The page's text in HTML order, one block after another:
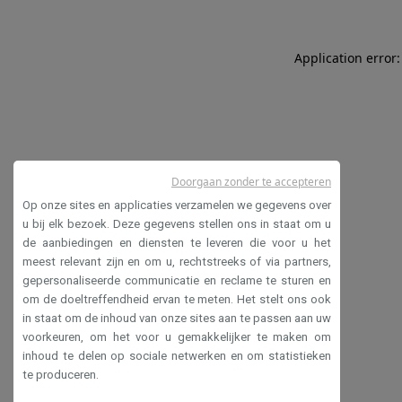
Application
Op onze sites en applicaties verzamelen we gegevens over
u bij elk bezoek. Deze gegevens stellen ons in staat om u
de aanbiedingen en diensten te leveren die voor u het
meest relevant zijn en om u, rechtstreeks of via partners,
gepersonaliseerde communicatie en reclame te sturen en
om de doeltreffendheid ervan te meten. Het stelt ons ook
in staat om de inhoud van onze sites aan te passen aan uw
voorkeuren, om het voor u gemakkelijker te maken om
inhoud te delen op sociale netwerken en om statistieken
te produceren.
Doorgaan zonder te accepteren